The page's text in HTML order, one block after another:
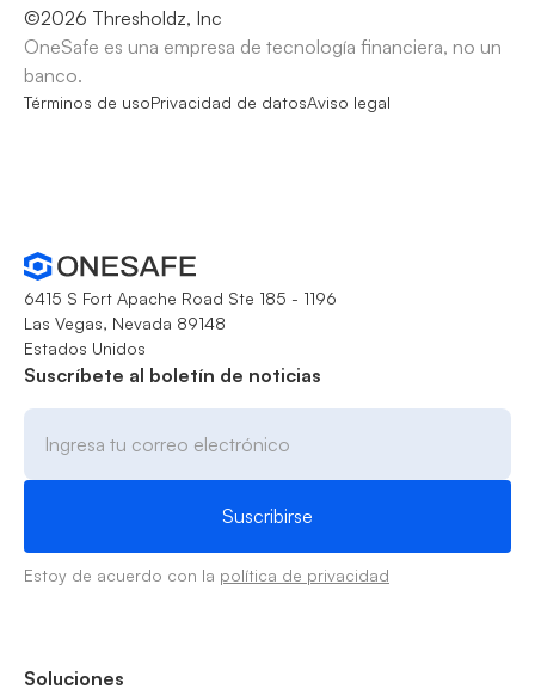
©2026 Thresholdz, Inc
OneSafe es una empresa de tecnología financiera, no un
banco.
Términos de usoPrivacidad de datosAviso legal
6415 S Fort Apache Road Ste 185 - 1196
Las Vegas, Nevada 89148
Estados Unidos
Suscríbete al boletín de noticias
Estoy de acuerdo con la política de privacidad
Soluciones